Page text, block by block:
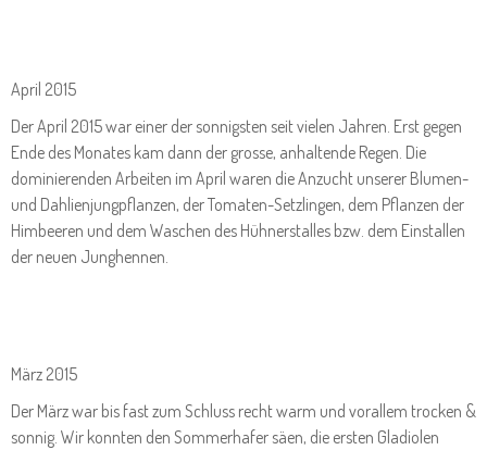
April 2015
Der April 2015 war einer der sonnigsten seit vielen Jahren. Erst gegen
Ende des Monates kam dann der grosse, anhaltende Regen. Die
dominierenden Arbeiten im April waren die Anzucht unserer Blumen-
und Dahlienjungpflanzen, der Tomaten-Setzlingen, dem Pflanzen der
Himbeeren und dem Waschen des Hühnerstalles bzw. dem Einstallen
der neuen Junghennen.
März 2015
Der März war bis fast zum Schluss recht warm und vorallem trocken &
sonnig. Wir konnten den Sommerhafer säen, die ersten Gladiolen